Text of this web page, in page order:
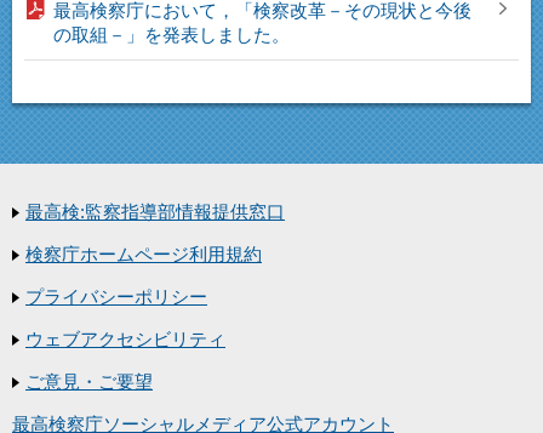
最高検察庁において，「検察改革－その現状と今後
の取組－」を発表しました。
最高検:監察指導部情報提供窓口
検察庁ホームページ利用規約
プライバシーポリシー
ウェブアクセシビリティ
ご意見・ご要望
最高検察庁ソーシャルメディア公式アカウント